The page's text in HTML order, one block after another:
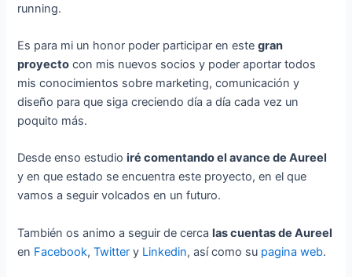
running.
Es para mi un honor poder participar en estegran
proyecto con mis nuevos socios y poder aportar todos
mis conocimientos sobre marketing, comunicación y
diseño para que siga creciendo día a día cada vez un
poquito más.
Desde enso estudioiré comentando el avance de Aureel
y en que estado se encuentra este proyecto, en el que
vamos a seguir volcados en un futuro.
También os animo a seguir de cercalas cuentas de Aureel
en Facebook,Twitter y Linkedin, así como su pagina web.